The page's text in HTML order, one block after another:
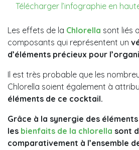
Télécharger l’infographie en
Les effets de la Chlorella sont liés
composants qui représentent un
d’éléments précieux pour
Il est très probable que les
Chlorella soient également à
éléments de ce cocktail.
Grâce à la synergie des
les bienfaits de la chlorella sont
comparativement à l’ensemble